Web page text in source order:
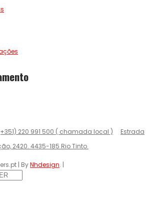
220 991 500 ( chamada local )
Estrada
2420. 4435-185 Rio Tinto.
| ByNhdesign. |